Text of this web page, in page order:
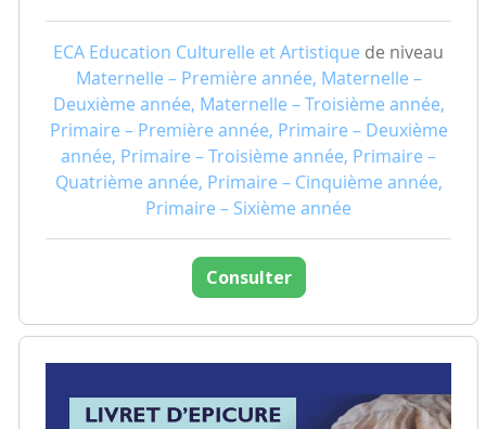
ECA Education Culturelle et Artistique de niveau
Maternelle – Première année, Maternelle –
Deuxième année, Maternelle – Troisième année,
Primaire – Première année, Primaire – Deuxième
année, Primaire – Troisième année, Primaire –
Quatrième année, Primaire – Cinquième année,
Primaire – Sixième année
Consulter